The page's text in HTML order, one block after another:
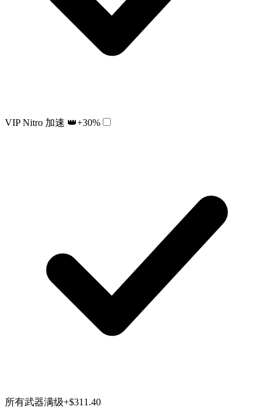
VIP Nitro 加速 👑+30%
所有武器满级+$311.40